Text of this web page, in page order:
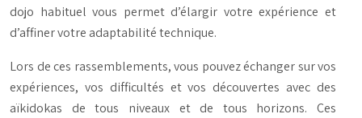
dojo habituel vous permet d’élargir votre expérience et
d’affiner votre adaptabilité technique.
Lors de ces rassemblements, vous pouvez échanger sur vos
expériences, vos difficultés et vos découvertes avec des
aïkidokas de tous niveaux et de tous horizons. Ces